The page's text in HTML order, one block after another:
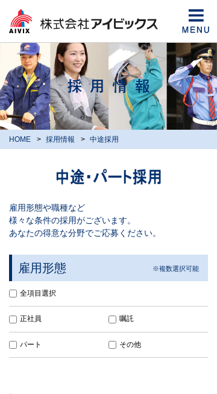
HOME 採用情報 中途採用
雇用形態や職種など
様々な条件の採用がございます。
あなたの得意な分野でご応募ください。
雇用形態
全項目選択
正社員 嘱託
パート その他